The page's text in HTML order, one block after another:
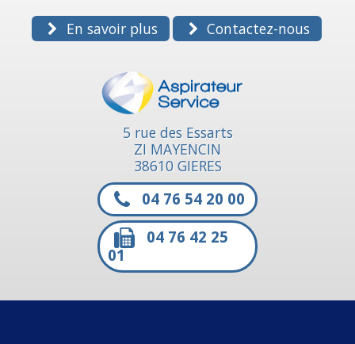
En savoir plus Contactez-nous
5 rue des Essarts
ZI MAYENCIN
38610 GIERES
04 76 54 20 00
04 76 42 25
01